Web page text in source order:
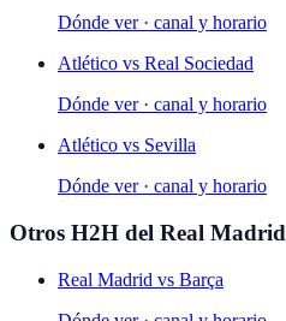
Dónde ver · canal y horario
Atlético vs Real Sociedad
Dónde ver · canal y horario
Atlético vs Sevilla
Dónde ver · canal y horario
Otros H2H del Real Madrid
Real Madrid vs Barça